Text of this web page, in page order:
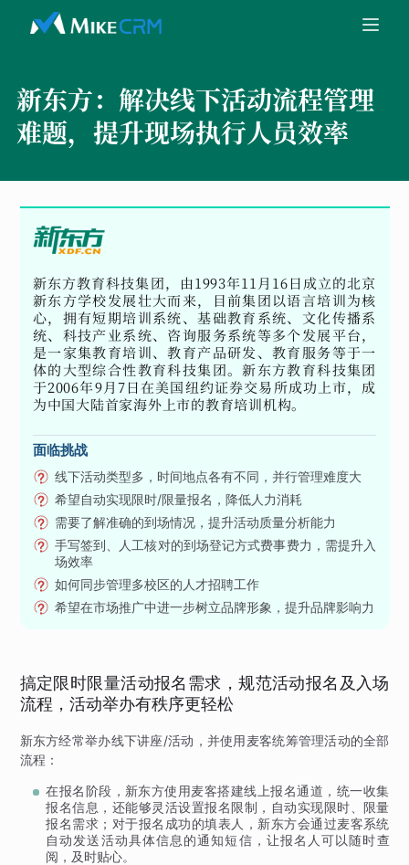
新东方： 解决线下活动流程管理
难题，提升现场执行人员效率
新东方教育科技集团，由1993年11月16日成立的北京
新东方学校发展壮大而来，目前集团以语言培训为核
心，拥有短期培训系统、基础教育系统、文化传播系
统、科技产业系统、咨询服务系统等多个发展平台，
是一家集教育培训、教育产品研发、教育服务等于一
体的大型综合性教育科技集团。新东方教育科技集团
于2006年9月7日在美国纽约证券交易所成功上市，成
为中国大陆首家海外上市的教育培训机构。
面临挑战
线下活动类型多，时间地点各有不同，并行管理难度大
希望自动实现限时/限量报名，降低人力消耗
需要了解准确的到场情况，提升活动质量分析能力
手写签到、人工核对的到场登记方式费事费力，需提升入
场效率
如何同步管理多校区的人才招聘工作
希望在市场推广中进一步树立品牌形象，提升品牌影响力
搞定限时限量活动报名需求，规范活动报名及入场
流程，活动举办有秩序更轻松
新东方经常举办线下讲座/活动，并使用麦客统筹管理活动的全部
流程：
在报名阶段，新东方使用麦客搭建线上报名通道，统一收集
报名信息，还能够灵活设置报名限制，自动实现限时、限量
报名需求；对于报名成功的填表人，新东方会通过麦客系统
自动发送活动具体信息的通知短信，让报名人可以随时查
阅，及时贴心。